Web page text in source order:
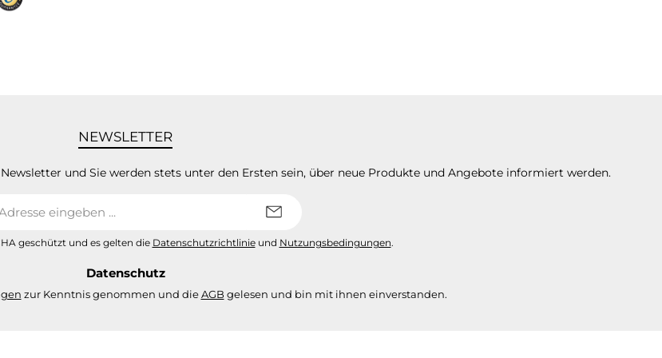
NEWSLETTER
und Sie werden stets unter den Ersten sein, über neue Produkte und Angebote informiert werden.
geschützt und es gelten die Datenschutzrichtlinieund Nutzungsbedingungen.
Datenschutz
zur Kenntnis genommen und dieAGB gelesen und bin mit ihnen einverstanden.